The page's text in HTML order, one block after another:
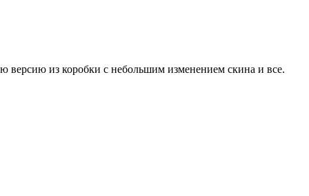
версию из коробки с небольшим изменением скина и все.